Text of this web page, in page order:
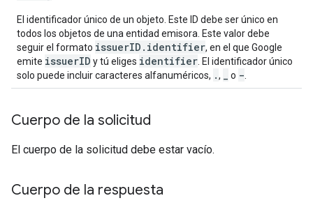
El identificador único de un objeto. Este ID debe ser único en
todos los objetos de una entidad emisora. Este valor debe
seguir el formato issuerID.identifier, en el que Google
emite issuerID y tú eliges identifier . El identificador único
solo puede incluir caracteres alfanuméricos, ., o -
Cuerpo de la solicitud
El cuerpo de la solicitud debe estar vacío.
Cuerpo de la respuesta